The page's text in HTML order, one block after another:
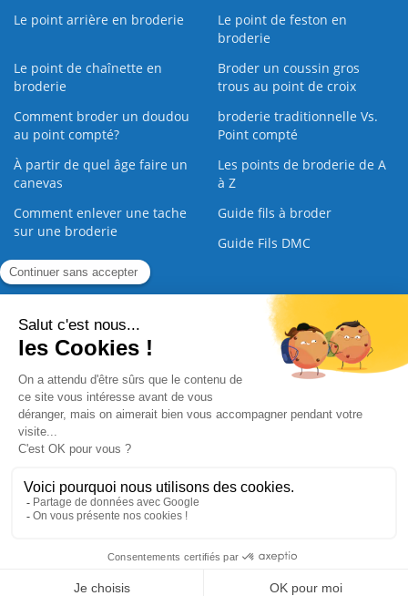
Le point arrière en broderie
Le point de feston en
broderie
Le point de chaînette en
broderie
Broder un coussin gros
trous au point de croix
Comment broder un doudou
au point compté?
broderie traditionnelle Vs.
Point compté
À partir de quel âge faire un
canevas
Les points de broderie de A
à Z
Comment enlever une tache
sur une broderie
Guide fils à broder
Guide Fils DMC
Guide de la Broderie
Commande Papier Qui sommes nous Nous contacter |
Paiement sécurisé
2008 - 2026 © CreaMagic. ALL Rights Reserved.